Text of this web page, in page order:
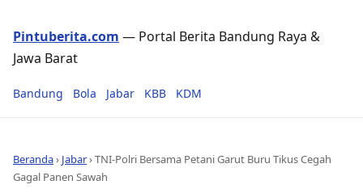
Pintuberita.com — Portal Berita Bandung Raya &
Jawa Barat
Bandung Bola Jabar KBB KDM
Beranda› Jabar›TNI-Polri Bersama Petani Garut Buru Tikus Cegah
Gagal Panen Sawah